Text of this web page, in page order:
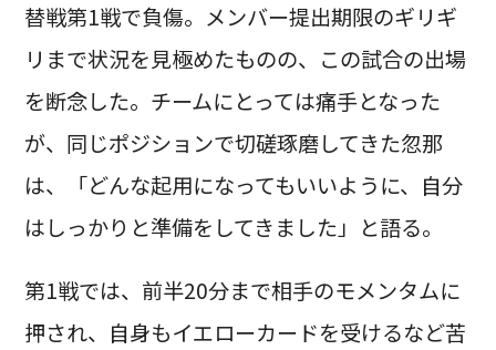
替戦第1戦で負傷。メンバー提出期限のギリギ
リまで状況を見極めたものの、この試合の出場
を断念した。チームにとっては痛手となった
が、同じポジションで切磋琢磨してきた忽那
は、「どんな起用になってもいいように、自分
はしっかりと準備をしてきました」と語る。
第1戦では、前半20分まで相手のモメンタムに
押され、自身もイエローカードを受けるなど苦